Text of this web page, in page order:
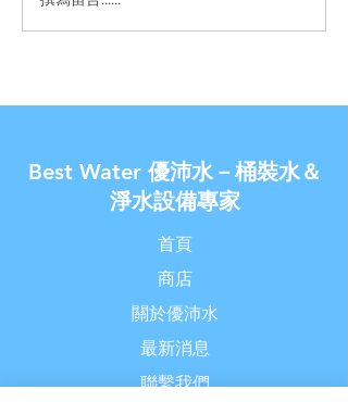
除舊佈新破盤價
Best Water 優沛水－桶裝水＆
淨水設備專家
首頁
商店
關於優沛水
最新消息
聯繫我們